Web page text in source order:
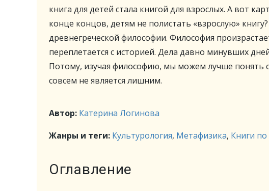
книга для детей стала книгой для взрослых. А вот
конце концов, детям не полистать «взрослую»
древнегреческой философии. Философия
переплетается с историей. Дела давно минувших
Потому, изучая философию, мы можем лучше понять
совсем не является лишним.
Автор: Катерина Логинова
Жанры и теги: Культурология, Метафизика, Книги
Оглавление